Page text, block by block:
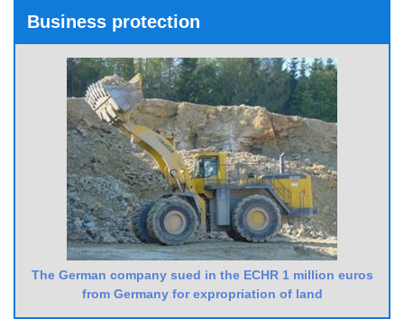
Business protection
The German company sued in the ECHR 1 million euros
from Germany for expropriation of land